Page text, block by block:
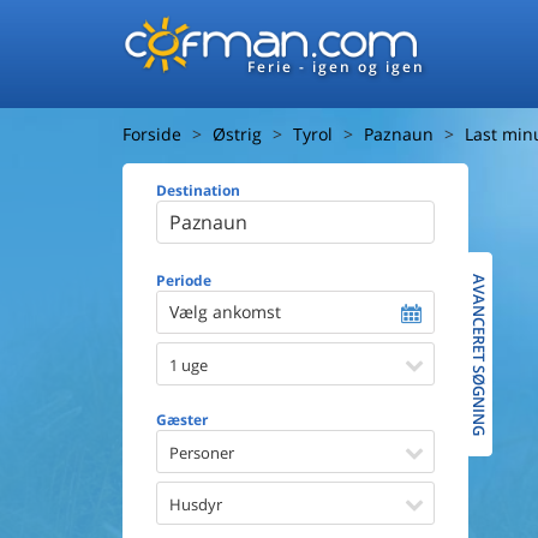
Ferie - igen og igen
Forside Østrig Tyrol Paznaun Last
Destination
Periode
Vælg ankomst
1 uge
Gæster
Personer
Husdyr
Afstand til
Udsigt til
Faciliteter
Spa
AVANCERET SØGNING